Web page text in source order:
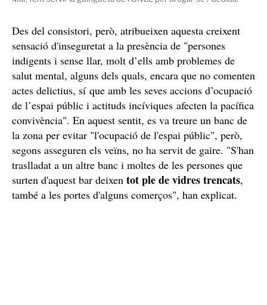
Des del consistori, però, atribueixen aquesta creixent
sensació d'inseguretat a la presència de "persones
indigents i sense llar, molt d’ells amb problemes de
salut mental, alguns dels quals, encara que no comenten
actes delictius, sí que amb les seves accions d’ocupació
de l’espai públic i actituds incíviques afecten la pacífica
convivència". En aquest sentit, es va treure un banc de
la zona per evitar "l'ocupació de l'espai públic", però,
segons asseguren els veïns, no ha servit de gaire. "S'han
traslladat a un altre banc i moltes de les persones que
surten d'aquest bar deixen tot ple de vidres trencats,
també a les portes d'alguns comerços", han explicat.